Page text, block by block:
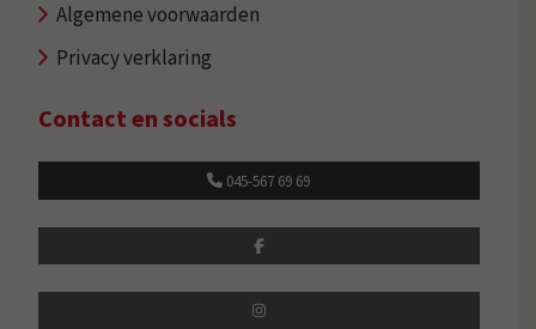
Algemene voorwaarden
Privacy verklaring
Contact en socials
045-567 69 69